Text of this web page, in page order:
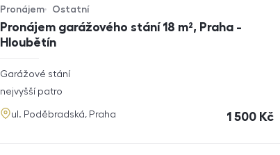
Pronájem garážového stání 18 m², Praha -
Hloubětín
Typ nabídky
Pronájem
Typ nemovitosti
Ostatní
rozměry
Garážové stání
funkce
nejvyšší patro
adresa
ul. Poděbradská, Praha cena
1 500 Kč